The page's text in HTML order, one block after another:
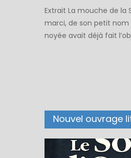
Extrait La mouche de la
marci, de son petit nom
noyée avait déjà fait
Nouvel ouvrage